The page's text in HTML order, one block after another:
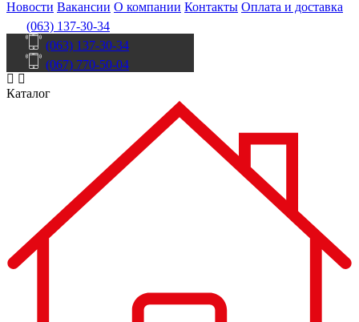
Новости Вакансии О компании Контакты Оплата и доставка
(063) 137-30-34
(063) 137-30-34
(067) 770-50-04
Каталог